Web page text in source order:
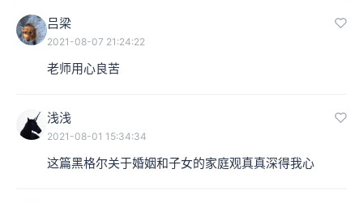
吕梁
2021-08-07 21:24:22
老师用心良苦
浅浅
2021-08-01 15:34:34
这篇黑格尔关于婚姻和子女的家庭观真真深得我心